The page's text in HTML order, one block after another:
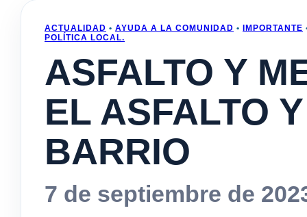
ACTUALIDAD • AYUDA A LA COMUNIDAD • IMPORTANTE
POLÍTICA LOCAL.
ASFALTO Y
EL ASFALTO
BARRIO
7 de septiembre de